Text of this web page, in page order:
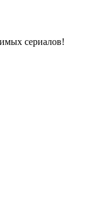
сериалов!